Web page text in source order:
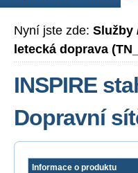
Nyní jste zde: Služby
letecká doprava
INSPIRE
Dopravní
Informace o produktu